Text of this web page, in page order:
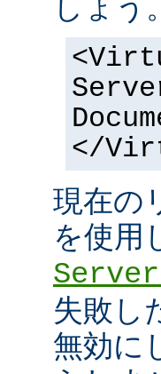
しょう。
</
現在の
を使用
失敗し
無効に